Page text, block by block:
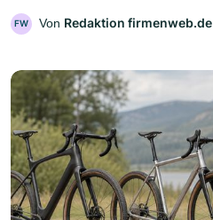
FW Von Redaktion firmenweb.de